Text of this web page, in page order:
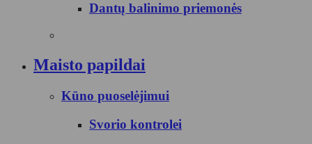
Dantų balinimo priemonės
Maisto papildai
Kūno puoselėjimui
Svorio kontrolei